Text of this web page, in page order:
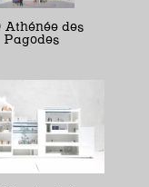
Athénée des
Pagodes